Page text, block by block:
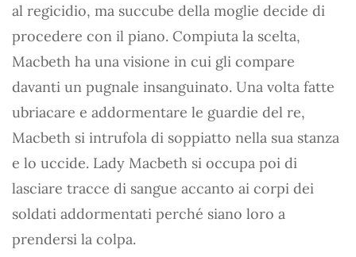
al regicidio, ma succube della moglie decide di
procedere con il piano. Compiuta la scelta,
Macbeth ha una visione in cui gli compare
davanti un pugnale insanguinato. Una volta fatte
ubriacare e addormentare le guardie del re,
Macbeth si intrufola di soppiatto nella sua stanza
e lo uccide. Lady Macbeth si occupa poi di
lasciare tracce di sangue accanto ai corpi dei
soldati addormentati perché siano loro a
prendersi la colpa.